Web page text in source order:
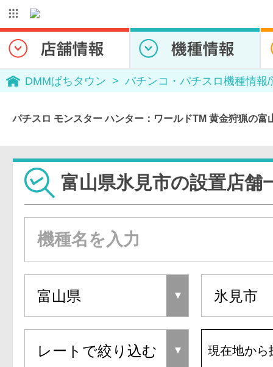
DMMぱちタウン パチンコ・パチスロ機種情報
パチスロ モンスター ハンター：ワールドTM 黄金狩猟の富
富山県氷見市の設置店舗
現在地から